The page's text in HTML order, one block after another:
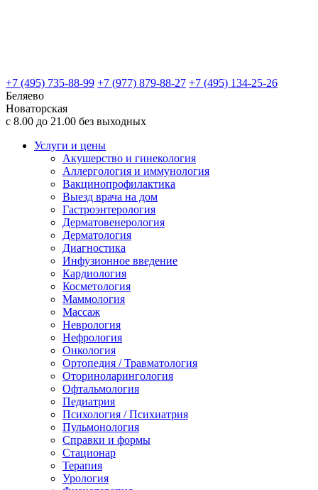
+7 (495) 735-88-99 +7 (977) 879-88-27 +7 (495) 134-25-26
Беляево
Новаторская
с 8.00 до 21.00 без выходных
Услуги и цены
Акушерство и гинекология
Аллергология и иммунология
Вакцинопрофилактика
Выезд врача на дом
Гастроэнтерология
Дерматовенерология
Дерматология
Диагностика
Инфузионное введение
Кардиология
Косметология
Маммология
Массаж
Неврология
Нефрология
Онкология
Ортопедия / Травматология
Оториноларингология
Офтальмология
Педиатрия
Психология / Психиатрия
Пульмонология
Справки и формы
Стационар
Терапия
Урология